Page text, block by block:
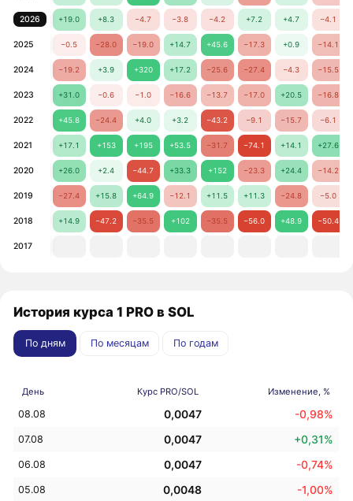
2026 +19.0 +8.3 −4.7 −3.8 −4.2 +7.2 +4.7 −4.1
2025 −0.5 −28.0 −19.0 +14.7 +45.6 −17.3 +0.9 −14.1
2024 −19.2 +3.9 +320 +17.2 −25.6 −27.4 −4.3 −15.5
2023 +31.0 −0.6 −1.0 −16.6 −13.7 −17.0 +20.5 −16.8
2022 +45.8 −24.4 +4.0 +3.2 −43.2 −9.1 −15.7 −6.1
2021 +17.1 +153 +195 +53.5 −31.7 −74.1 +14.1 +27.6
2020 +26.0 +2.4 −44.7 +33.3 +152 −23.3 +24.4 −14.2
2019 −27.4 +15.8 +64.9 −12.1 +11.5 +11.3 −24.8 −5.0
2018 +14.9 −47.2 −35.5 +102 −35.5 −56.0 +48.9 −50.4
2017
История курса 1 PRO в SOL
По дням По месяцам По годам
День Курс PRO/SOL Изменение, %
08.08 0,0047 -0,98%
07.08 0,0047 +0,31%
06.08 0,0047 -0,74%
05.08 0,0048 -1,00%